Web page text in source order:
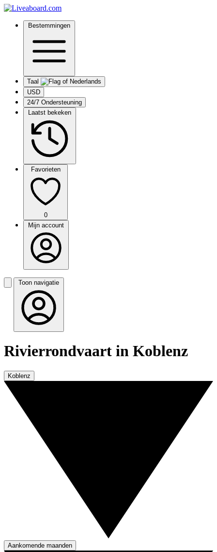
Bestemmingen
Taal
USD
24/7 Ondersteuning
Laatst bekeken
Favorieten
0
Mijn account
Toon navigatie
Rivierrondvaart in Koblenz
Koblenz
Aankomende maanden